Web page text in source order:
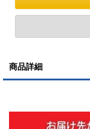
商品詳細